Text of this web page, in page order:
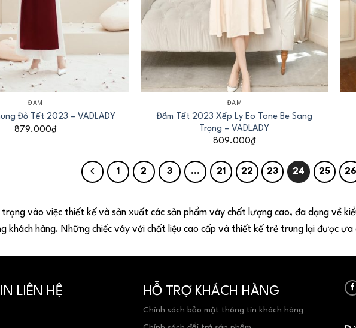
ĐẦM
Đỏ Tết 2023 – VADLADY
879.000₫
ĐẦM
Đầm Tết 2023 Xếp Ly Eo Tone Be Sang
Trọng – VADLADY
809.000₫
1 2 3 … 21 22 23 24 25 26
trọng vào việc thiết kế và sản xuất các sản phẩm váy chất lượng cao, đa dạng về
khách hàng. Những chiếc váy với chất liệu cao cấp và thiết kế trẻ trung lại được ưa
LIÊN HỆ HỖ TRỢ KHÁCH HÀNG
Chính sách bảo mật thông tin khách hàng